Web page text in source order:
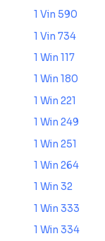
1 Vin 590
1 Vin 734
1 Win 117
1 Win 180
1 Win 221
1 Win 249
1 Win 251
1 Win 264
1 Win 32
1 Win 333
1 Win 334